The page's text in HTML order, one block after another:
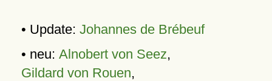
• Update: Johannes de Brébeuf
• neu: Alnobert von Seez,
Gildard von Rouen,